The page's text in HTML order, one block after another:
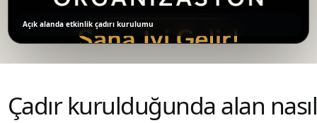
Açık alanda etkinlik çadırı kurulumu
Çadır kurulduğunda alan